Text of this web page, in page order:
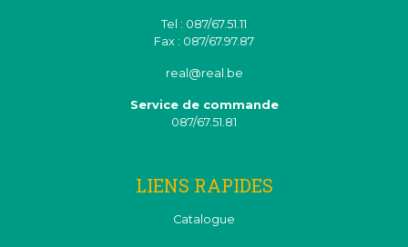
Tel : 087/67.51.11
Fax : 087/67.97.87
real@real.be
Service de commande
087/67.51.81
LIENS RAPIDES
Catalogue